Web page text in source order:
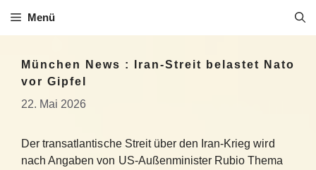
Inhalt
Menü
München News : Iran-Streit belastet Nato
vor Gipfel
22. Mai 2026
Der transatlantische Streit über den Iran-Krieg wird
nach Angaben von US-Außenminister Rubio Thema